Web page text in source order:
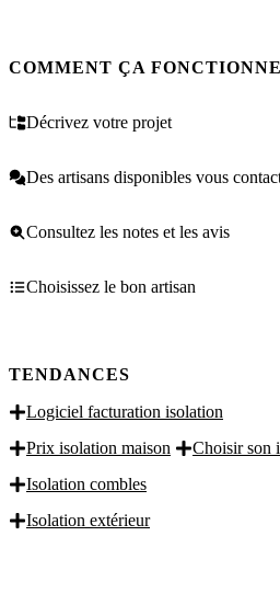
COMMENT ÇA FONCTIONNE
Décrivez votre projet
Des artisans disponibles vous
Consultez les notes et les avis
Choisissez le bon artisan
TENDANCES
Logiciel facturation isolation
Prix isolation maison
Choisir son
Isolation combles
Isolation extérieur